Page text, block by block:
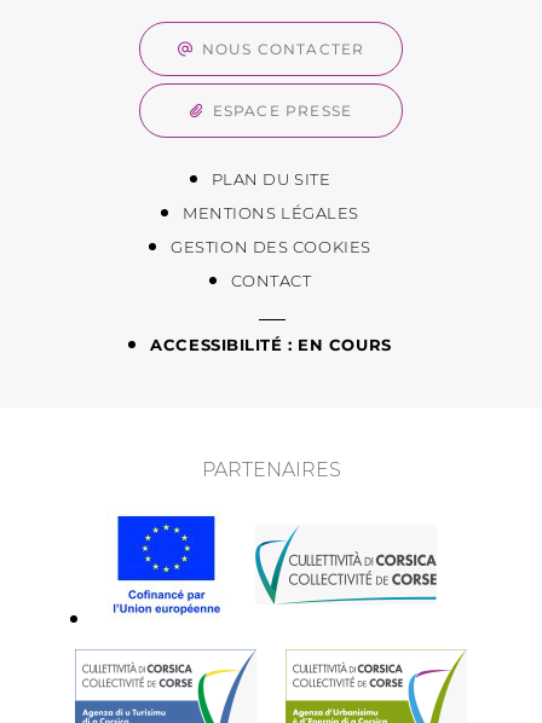
NOUS CONTACTER
ESPACE PRESSE
PLAN DU SITE
MENTIONS LÉGALES
GESTION DES COOKIES
CONTACT
ACCESSIBILITÉ : EN COURS
PARTENAIRES